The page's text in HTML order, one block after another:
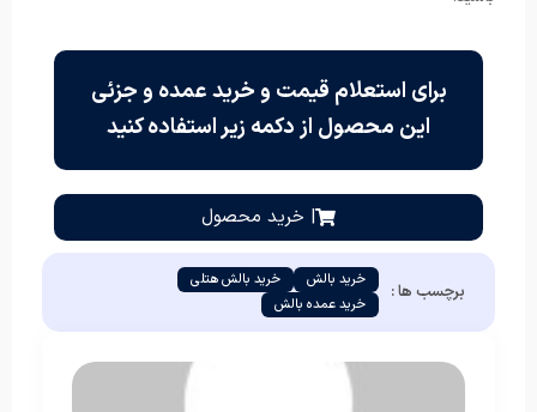
برای استعلام قیمت و خرید عمده و جزئی
این محصول از دکمه زیر استفاده کنید
| خرید محصول
برچسب ها : خرید بالش
خرید بالش هتلی
خرید عمده بالش